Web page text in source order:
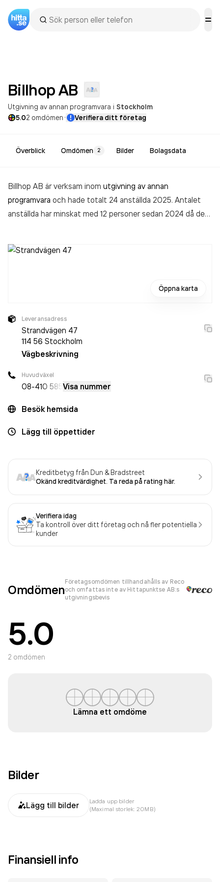
BillhopAB
Utgivning av annan programvara i Stockholm
5.02 omdömen· Verifiera ditt företag
Överblick Omdömen 2 Bilder Bolagsdata
Billhop AB är verksam inom utgivning av annan
programvara och hade totalt 24 anställda 2025. Antalet
anställda har minskat med 12 personer sedan 2024 då det
47 409 000,00 kr
Öppna karta
Leveransadress
Strandvägen 47
114 56 Stockholm
Vägbeskrivning
Huvudväxel
08-410 585 Visa nummer
Besök hemsida
Lägg till öppettider
Kreditbetyg från Dun & Bradstreet
Okänd kreditvärdighet. Ta reda på rating här.
Verifiera idag
Ta kontroll över ditt företag och nå fler potentiella
kunder
Omdömen
Företagsomdömen tillhandahålls av Reco
och omfattas inte av Hittapunktse AB:s
utgivningsbevis
5.0
2 omdömen
Lämna ett omdöme
Bilder
Lägg till bilder
Ladda upp bilder
(Maximal storlek: 20MB)
Finansiell info